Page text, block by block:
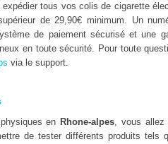
expédier tous vos colis de cigarette
de 29,90€ minimum. Un
de paiement sécurisé et une
en toute sécurité. Pour toute
via le support.
en Rhone-alpes, vous allez
de tester différents produits